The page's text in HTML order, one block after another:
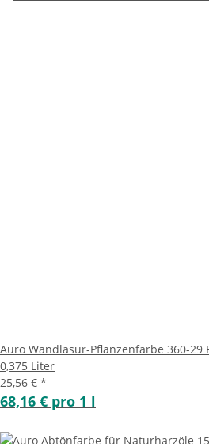
Auro Wandlasur-Pflanzenfarbe 360-29
0,375 Liter
25,56 € *
68,16 € pro 1 l